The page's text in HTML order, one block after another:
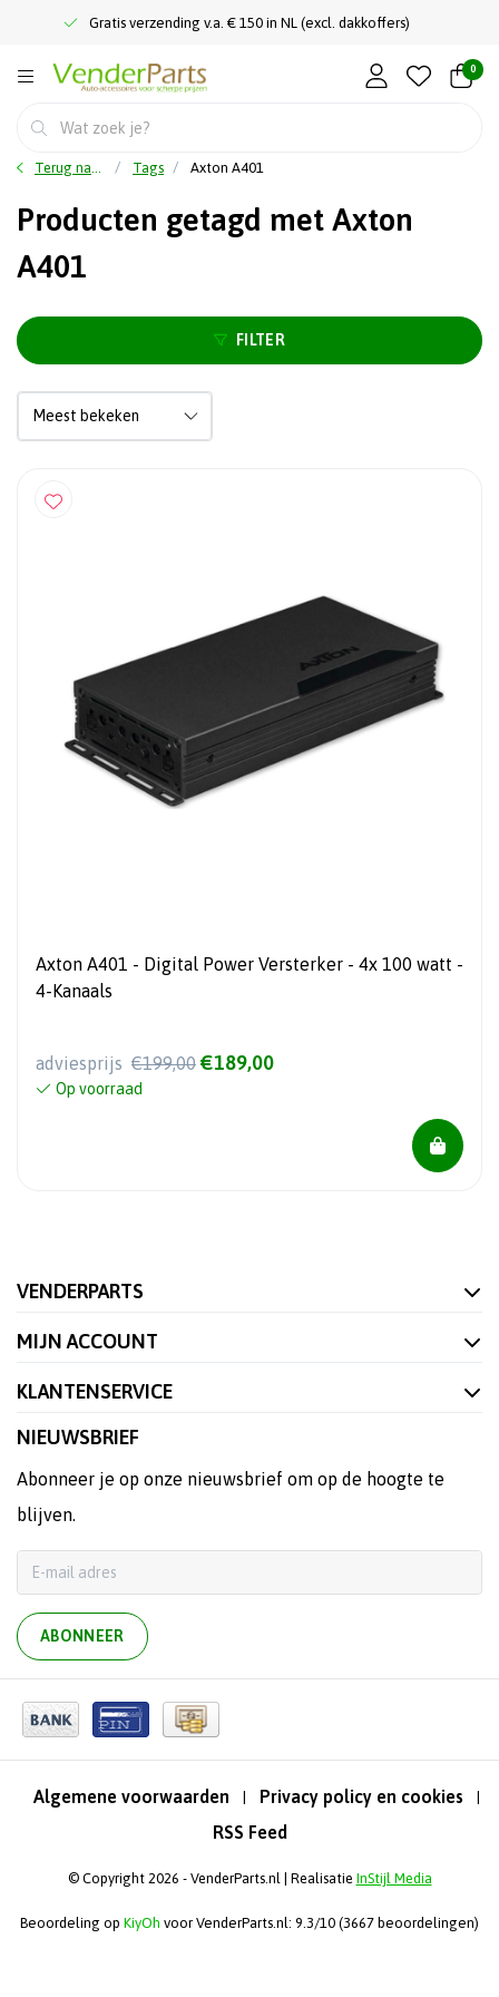
Gratis verzending v.a. € 150 in NL (excl. dakkoffers)
0
Terug naar home Tags Axton A401
Producten getagd met Axton
A401
FILTER
Axton A401 - Digital Power Versterker - 4x 100 watt -
4-Kanaals
adviesprijs €199,00 €189,00
Op voorraad
VENDERPARTS
MIJN ACCOUNT
KLANTENSERVICE
NIEUWSBRIEF
Abonneer je op onze nieuwsbrief om op de hoogte te
blijven.
ABONNEER
Algemene voorwaarden | Privacy policy en cookies |
RSS Feed
© Copyright 2026 - VenderParts.nl | Realisatie InStijl Media
Beoordeling op KiyOh voor VenderParts.nl: 9.3/10 (3667 beoordelingen)